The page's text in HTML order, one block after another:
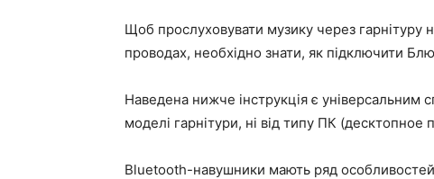
Щоб прослуховувати музику через гарнітуру
проводах, необхідно знати, як підключити
Наведена нижче інструкція є універсальним
моделі гарнітури, ні від типу ПК (десктопное
Bluetooth-навушники мають ряд особливостей